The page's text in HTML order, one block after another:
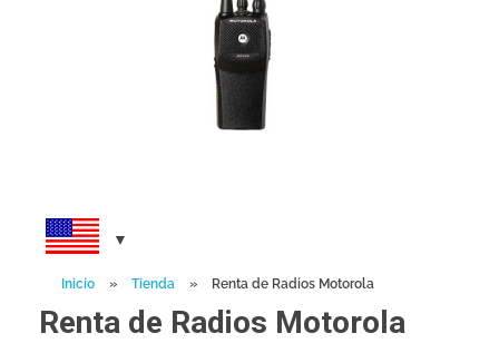
Portatiles Digital
WAVE PTX
Inicio » Tienda » Renta de Radios Motorola
Renta de Radios Motorola